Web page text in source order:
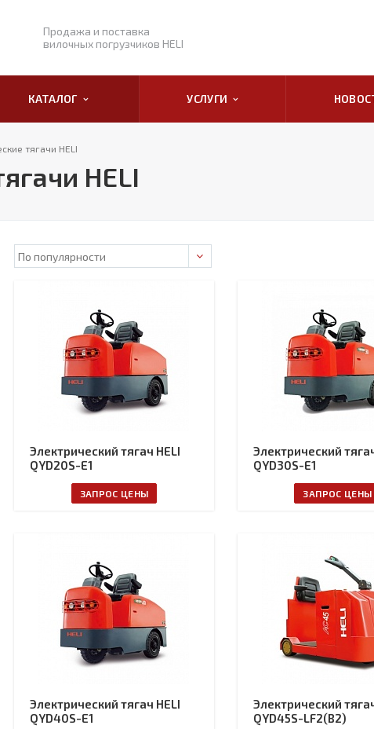
Продажа и поставка
вилочных погрузчиков HELI
КАТАЛОГ УСЛУГИ
тягачи HELI
HELI
Электрический тягач HELI
QYD20S-E1
ЗАПРОС ЦЕНЫ
Электрический
QYD30S-E1
ЗАПРОС ЦЕНЫ
Электрический тягач HELI
QYD40S-E1
Электрический
QYD45S-LF2(B2)